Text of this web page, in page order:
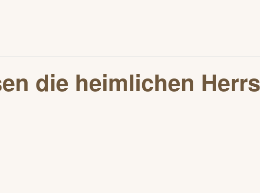
die heimlichen